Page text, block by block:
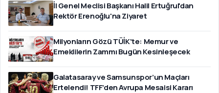
İl Genel Meclisi Başkanı Halil Ertuğrul'dan
Rektör Erenoğlu'na Ziyaret
Milyonların Gözü TÜİK'te: Memur ve
Emeklilerin Zammı Bugün Kesinleşecek
Galatasaray ve Samsunspor’un Maçları
Ertelendi! TFF’den Avrupa Mesaisi Kararı